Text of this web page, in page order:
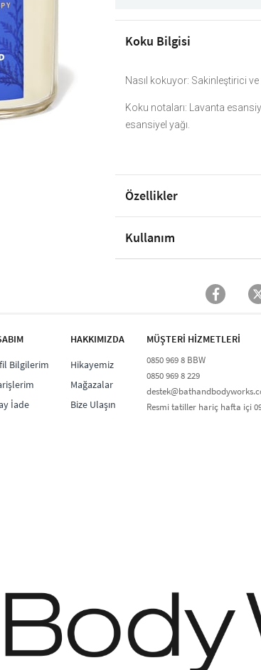
Koku Bilgisi
Nasıl kokuyor: Sakinleştirici
Koku notaları: Lavanta
esansiyel yağı.
Özellikler
Kullanım
Bilgilerim
İade
HAKKIMIZDA
Hikayemiz
Mağazalar
Bize Ulaşın
MÜŞTERİ HİZMETLERİ​
0850 969 8 BBW​
0850 969 8 229​​
Resmi tatiller hariç hafta içi